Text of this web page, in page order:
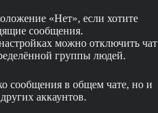
«Нет», если хотите
сообщения.
можно отключить чат
группы людей.
сообщения в общем чате, но и
аккаунтов.